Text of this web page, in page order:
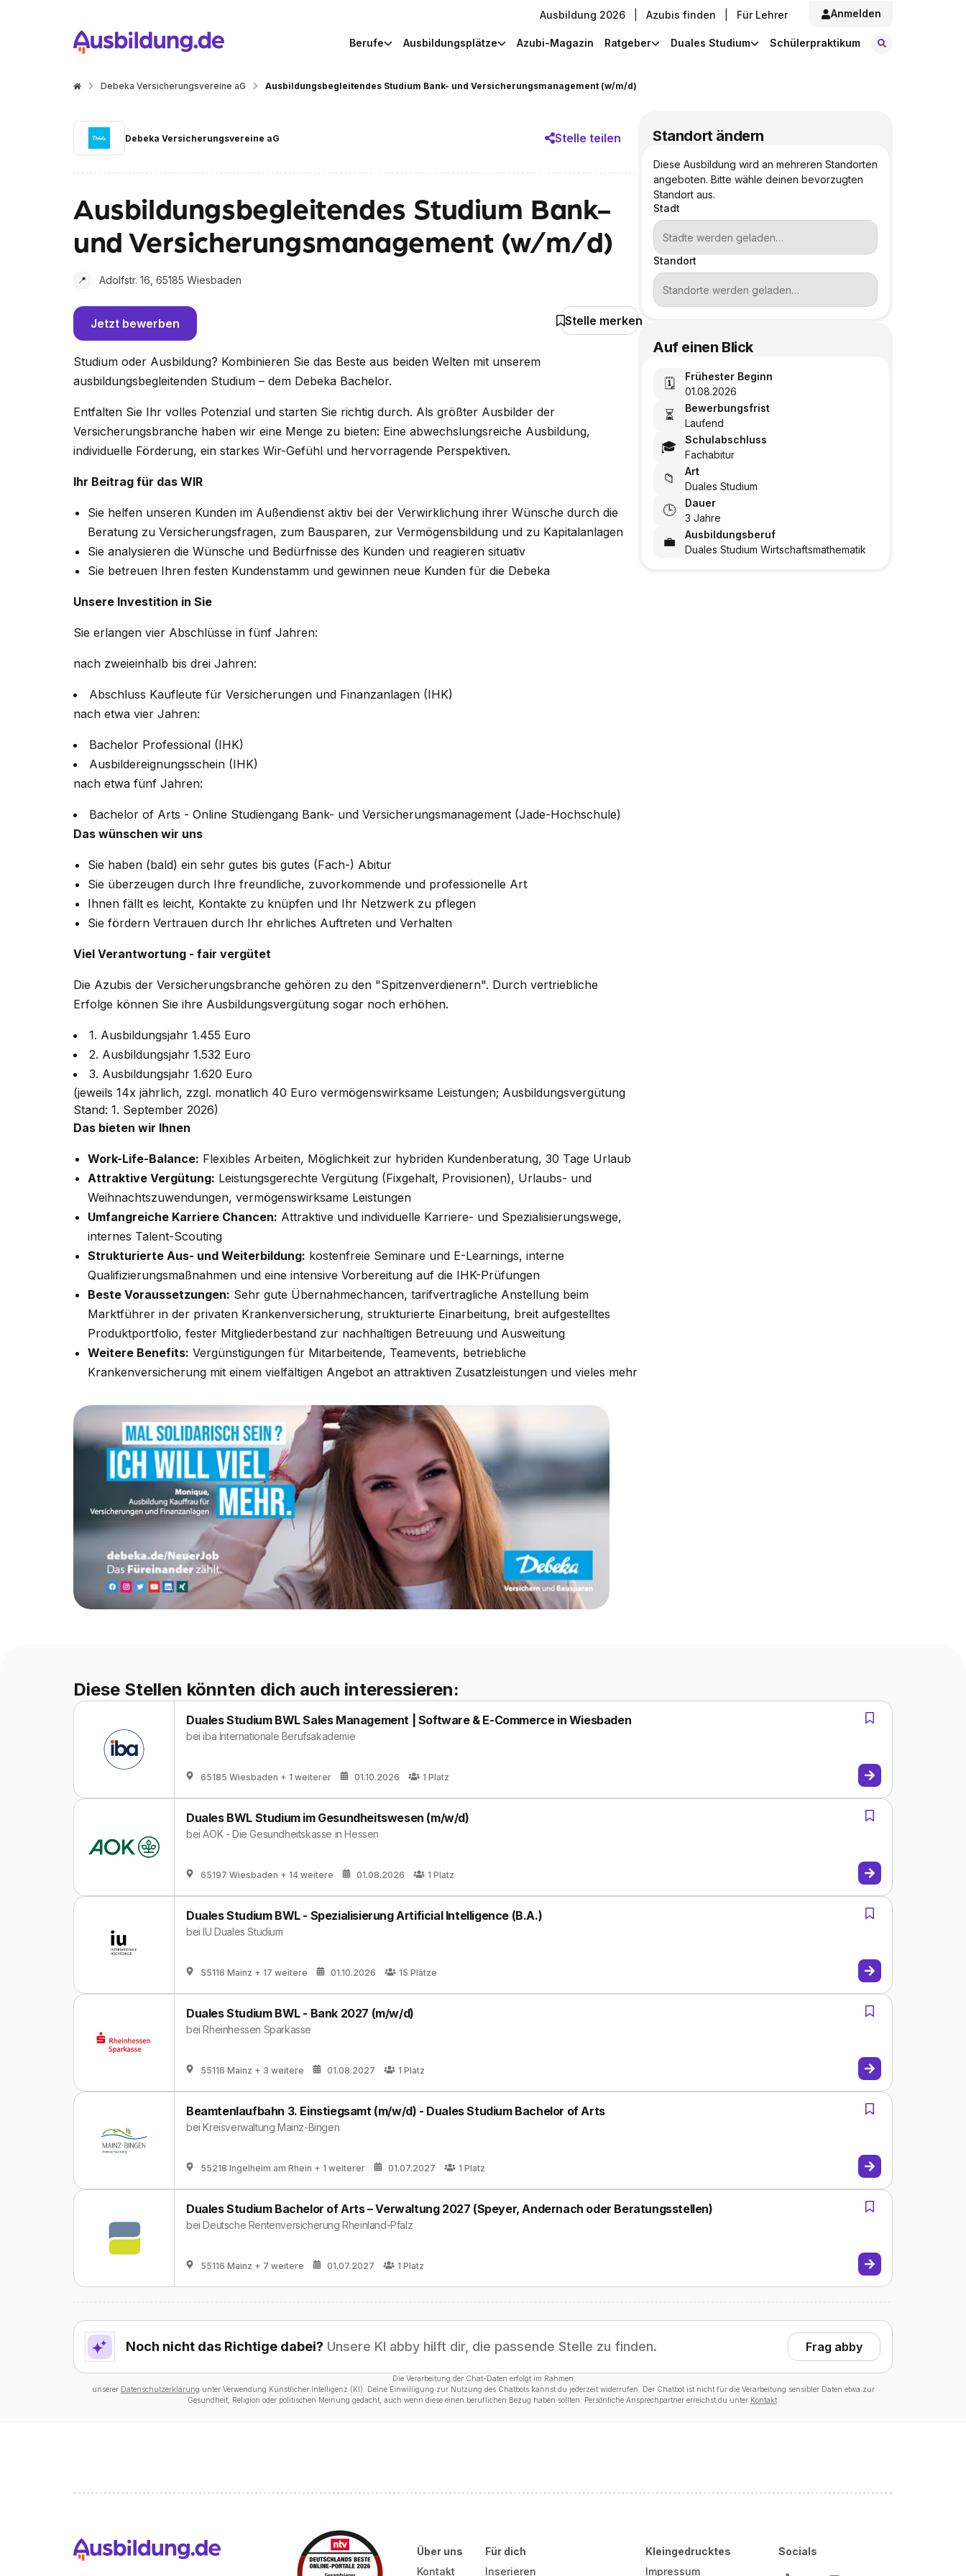
Ausbildung 2026 Azubis finden Für Lehrer Anmelden
Berufe Ausbildungsplätze Azubi-Magazin Ratgeber Duales Studium Schülerpraktikum
Debeka Versicherungsvereine aG Ausbildungsbegleitendes Studium Bank- und Versicherungsmanagement (w/m/d)
Debeka Versicherungsvereine aG Stelle teilen
Ausbildungsbegleitendes Studium Bank-
und Versicherungsmanagement (w/m/d)
📍 Adolfstr. 16, 65185 Wiesbaden
Jetzt bewerben Stelle merken
Studium oder Ausbildung? Kombinieren Sie das Beste aus beiden Welten mit unserem
ausbildungsbegleitenden Studium – dem Debeka Bachelor.
Entfalten Sie Ihr volles Potenzial und starten Sie richtig durch. Als größter Ausbilder der
Versicherungsbranche haben wir eine Menge zu bieten: Eine abwechslungsreiche Ausbildung,
individuelle Förderung, ein starkes Wir-Gefühl und hervorragende Perspektiven.
Ihr Beitrag für das WIR
Sie helfen unseren Kunden im Außendienst aktiv bei der Verwirklichung ihrer Wünsche durch die
Beratung zu Versicherungsfragen, zum Bausparen, zur Vermögensbildung und zu Kapitalanlagen
Sie analysieren die Wünsche und Bedürfnisse des Kunden und reagieren situativ
Sie betreuen Ihren festen Kundenstamm und gewinnen neue Kunden für die Debeka
Unsere Investition in Sie
Sie erlangen vier Abschlüsse in fünf Jahren:
nach zweieinhalb bis drei Jahren:
Abschluss Kaufleute für Versicherungen und Finanzanlagen (IHK)
nach etwa vier Jahren:
Bachelor Professional (IHK)
Ausbildereignungsschein (IHK)
nach etwa fünf Jahren:
Bachelor of Arts - Online Studiengang Bank- und Versicherungsmanagement (Jade-Hochschule)
Das wünschen wir uns
Sie haben (bald) ein sehr gutes bis gutes (Fach-) Abitur
Sie überzeugen durch Ihre freundliche, zuvorkommende und professionelle Art
Ihnen fällt es leicht, Kontakte zu knüpfen und Ihr Netzwerk zu pflegen
Sie fördern Vertrauen durch Ihr ehrliches Auftreten und Verhalten
Viel Verantwortung - fair vergütet
Die Azubis der Versicherungsbranche gehören zu den "Spitzenverdienern". Durch vertriebliche
Erfolge können Sie ihre Ausbildungsvergütung sogar noch erhöhen.
1. Ausbildungsjahr 1.455 Euro
2. Ausbildungsjahr 1.532 Euro
3. Ausbildungsjahr 1.620 Euro
(jeweils 14x jährlich, zzgl. monatlich 40 Euro vermögenswirksame Leistungen; Ausbildungsvergütung
Stand: 1. September 2026)
Das bieten wir Ihnen
Work-Life-Balance: Flexibles Arbeiten, Möglichkeit zur hybriden Kundenberatung, 30 Tage Urlaub
Attraktive Vergütung: Leistungsgerechte Vergütung (Fixgehalt, Provisionen), Urlaubs- und
Weihnachtszuwendungen, vermögenswirksame Leistungen
Umfangreiche Karriere Chancen: Attraktive und individuelle Karriere- und Spezialisierungswege,
internes Talent-Scouting
Strukturierte Aus- und Weiterbildung: kostenfreie Seminare und E-Learnings, interne
Qualifizierungsmaßnahmen und eine intensive Vorbereitung auf die IHK-Prüfungen
Beste Voraussetzungen: Sehr gute Übernahmechancen, tarifvertragliche Anstellung beim
Marktführer in der privaten Krankenversicherung, strukturierte Einarbeitung, breit aufgestelltes
Produktportfolio, fester Mitgliederbestand zur nachhaltigen Betreuung und Ausweitung
Weitere Benefits: Vergünstigungen für Mitarbeitende, Teamevents, betriebliche
Krankenversicherung mit einem vielfältigen Angebot an attraktiven Zusatzleistungen und vieles mehr
Standort ändern
Diese Ausbildung wird an mehreren Standorten
angeboten. Bitte wähle deinen bevorzugten
Standort aus.
Stadt
Standort
Auf einen Blick
🗓️
Frühester Beginn
01.08.2026
⏳
Bewerbungsfrist
Laufend
🎓
Schulabschluss
Fachabitur
📁
Art
Duales Studium
🕒
Dauer
3 Jahre
💼
Ausbildungsberuf
Duales Studium Wirtschaftsmathematik
Diese Stellen könnten dich auch interessieren:
Duales Studium BWL Sales Management | Software & E-Commerce in Wiesbaden
beiiba Internationale Berufsakademie
65185 Wiesbaden + 1 weiterer 01.10.2026 1 Platz
Duales BWL Studium im Gesundheitswesen (m/w/d)
beiAOK - Die Gesundheitskasse in Hessen
65197 Wiesbaden + 14 weitere 01.08.2026 1 Platz
Duales Studium BWL - Spezialisierung Artificial Intelligence (B.A.)
bei IU Duales Studium
55116 Mainz + 17 weitere 01.10.2026 15 Plätze
Duales Studium BWL - Bank 2027 (m/w/d)
bei Rheinhessen Sparkasse
55116 Mainz + 3 weitere 01.08.2027 1 Platz
Beamtenlaufbahn 3. Einstiegsamt (m/w/d) - Duales Studium Bachelor of Arts
bei Kreisverwaltung Mainz-Bingen
55218 Ingelheim am Rhein + 1 weiterer 01.07.2027 1 Platz
Duales Studium Bachelor of Arts – Verwaltung 2027 (Speyer, Andernach oder Beratungsstellen)
bei Deutsche Rentenversicherung Rheinland-Pfalz
55116 Mainz + 7 weitere 01.07.2027 1 Platz
Noch nicht das Richtige dabei? Unsere KI abby hilft dir, die passende Stelle zu finden. Frag abby
Die Verarbeitung der Chat-Daten erfolgt im Rahmen
unserer Datenschutzerklärung unter Verwendung Künstlicher Intelligenz (KI). Deine Einwilligung zur Nutzung des Chatbots kannst du jederzeit widerrufen. Der Chatbot ist nicht für die Verarbeitung sensibler Daten etwa zur
Gesundheit, Religion oder politischen Meinung gedacht, auch wenn diese einen beruflichen Bezug haben sollten. Persönliche Ansprechpartner erreichst du unter Kontakt.
Über uns
Kontakt
Für dich
Inserieren
Kleingedrucktes
Impressum
Socials